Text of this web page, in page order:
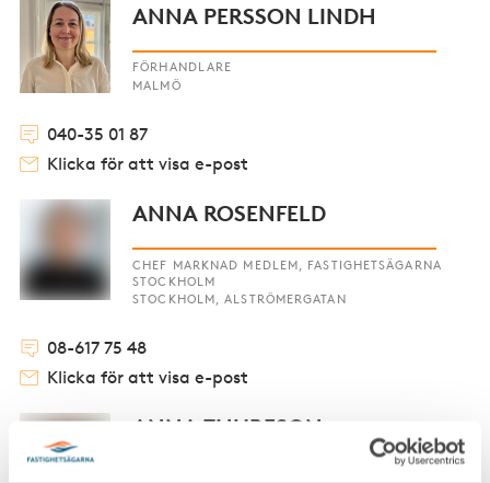
ANNA PERSSON LINDH
FÖRHANDLARE
MALMÖ
040-35 01 87
Klicka för att visa e-post
ANNA ROSENFELD
CHEF MARKNAD MEDLEM, FASTIGHETSÄGARNA
STOCKHOLM
STOCKHOLM, ALSTRÖMERGATAN
08-617 75 48
Klicka för att visa e-post
ANNA THURESON